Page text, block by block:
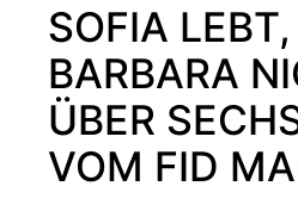
SOFIA LEBT,
BARBARA
ÜBER
VOM FID